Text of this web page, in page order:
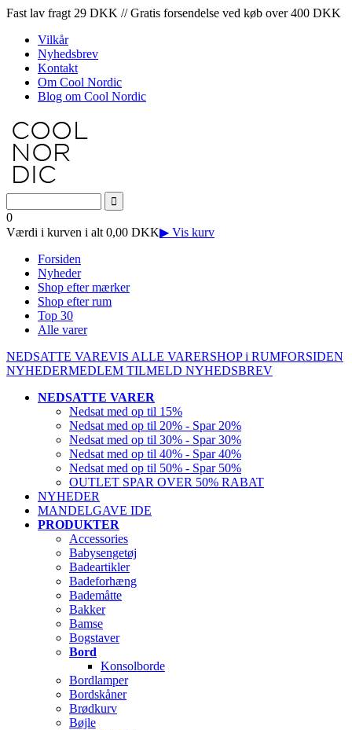
Fast lav fragt 29 DKK // Gratis forsendelse ved køb over 400 DKK
Vilkår
Nyhedsbrev
Kontakt
Om Cool Nordic
Blog om Cool Nordic
0
Værdi i kurven i alt 0,00 DKK▶ Vis kurv
Forsiden
Nyheder
Shop efter mærker
Shop efter rum
Top 30
Alle varer
NEDSATTE VAREVIS ALLE VARERSHOP i RUMFORSIDEN
NYHEDERMEDLEM TILMELD NYHEDSBREV
NEDSATTE VARER
Nedsat med op til 15%
Nedsat med op til 20% - Spar 20%
Nedsat med op til 30% - Spar 30%
Nedsat med op til 40% - Spar 40%
Nedsat med op til 50% - Spar 50%
OUTLET SPAR OVER 50% RABAT
NYHEDER
MANDELGAVE IDE
PRODUKTER
Accessories
Babysengetøj
Badeartikler
Badeforhæng
Bademåtte
Bakker
Bamse
Bogstaver
Bord
Konsolborde
Bordlamper
Bordskåner
Brødkurv
Bøjle